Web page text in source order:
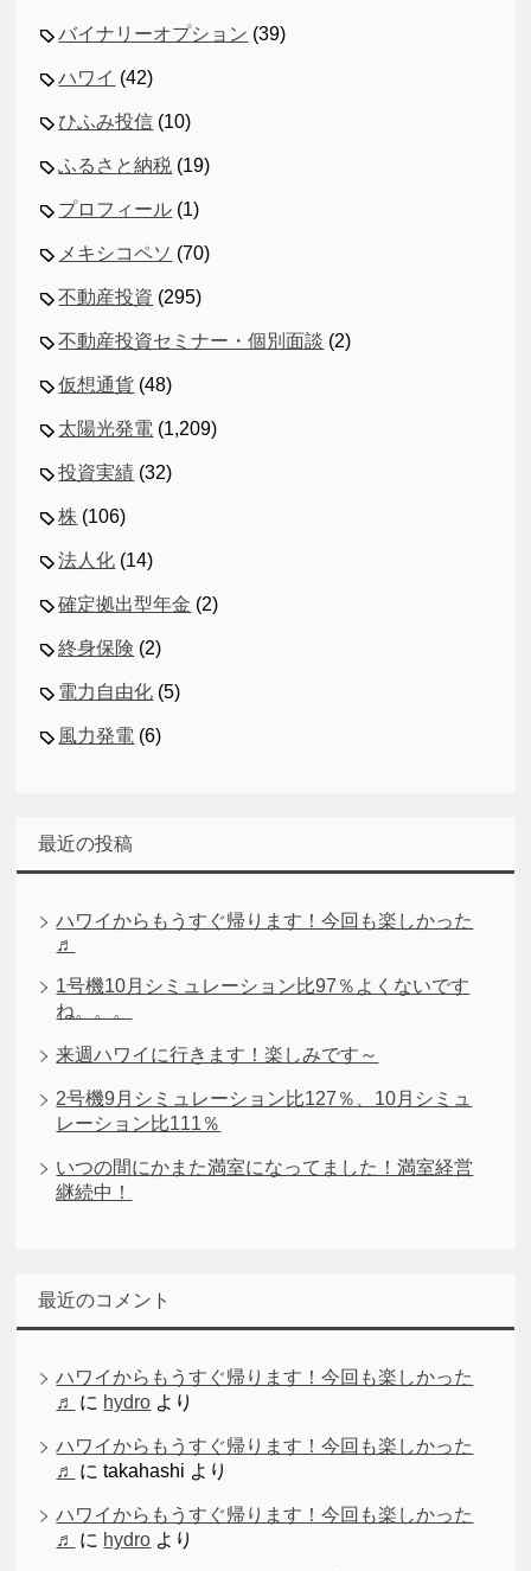
バイナリーオプション (39)
ハワイ (42)
ひふみ投信 (10)
ふるさと納税 (19)
プロフィール (1)
メキシコペソ (70)
不動産投資 (295)
不動産投資セミナー・個別面談 (2)
仮想通貨 (48)
太陽光発電 (1,209)
投資実績 (32)
株 (106)
法人化 (14)
確定拠出型年金 (2)
終身保険 (2)
電力自由化 (5)
風力発電 (6)
最近の投稿
ハワイからもうすぐ帰ります！今回も楽しかった
♬
1号機10月シミュレーション比97％よくないです
ね。。。
来週ハワイに行きます！楽しみです～
2号機9月シミュレーション比127％、10月シミュ
レーション比111％
いつの間にかまた満室になってました！満室経営
継続中！
最近のコメント
ハワイからもうすぐ帰ります！今回も楽しかった
♬
に hydro より
ハワイからもうすぐ帰ります！今回も楽しかった
♬
にtakahashi より
ハワイからもうすぐ帰ります！今回も楽しかった
♬
に hydro より